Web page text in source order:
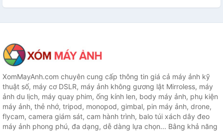
XomMayAnh.com chuyên cung cấp thông tin giá cả máy ảnh kỹ
thuật số, máy cơ DSLR, máy ảnh không gương lật Mirroless, máy
ảnh du lịch, máy quay phim, ống kính len, body máy ảnh, phụ kiện
máy ảnh, thẻ nhớ, tripod, monopod, gimbal, pin máy ảnh, drone,
flycam, camera giám sát, cam hành trình, balo túi xách dây đeo
máy ảnh phong phú, đa dạng, dễ dàng lựa chọn... Bằng khả năng